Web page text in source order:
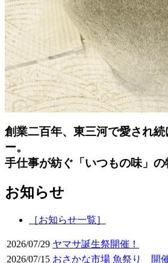
創業二百年、東三河で愛され
ー。
手仕事が紡ぐ「いつもの味」の
お知らせ
［お知らせ一覧］
2026/07/29 ヤマサ誕生祭開催！
2026/07/15 おさかな市場 魚祭り 開催